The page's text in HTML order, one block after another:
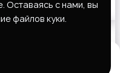
Оставаясь с нами, вы
файлов куки.